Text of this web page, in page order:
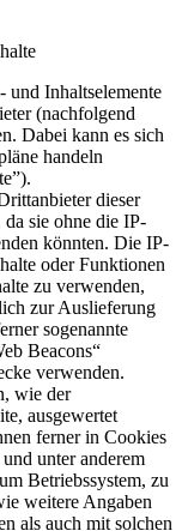
und Inhaltselemente
(nachfolgend
Dabei kann es sich
handeln
dieser
sie ohne die IP-
könnten. Die IP-
oder Funktionen
zu verwenden,
zur Auslieferung
sogenannte
Beacons“
verwenden.
wie der
ausgewertet
ferner in Cookies
unter anderem
Betriebssystem, zu
weitere Angaben
als auch mit solchen